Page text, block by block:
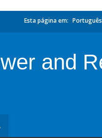
Esta página em: Português
and